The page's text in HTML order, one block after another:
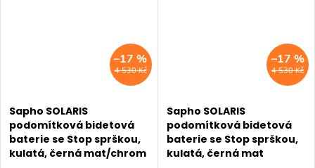
4 530 Kč
–17 %
Sapho SOLARIS
podomítková bidetová
baterie se Stop sprškou,
kulatá, černá mat/chrom
4 530 Kč
–17 %
Sapho SOLARIS
podomítková bidetová
baterie se Stop sprškou,
kulatá, černá mat